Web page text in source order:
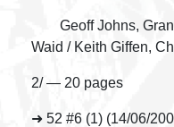
Geoff Johns, Grant
Waid / Keith Giffen,
2/ — 20 pages
➜ 52 #6 (1) (14/06/